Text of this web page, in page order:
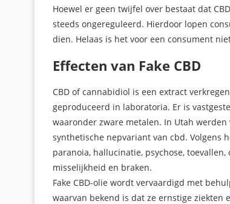
Hoewel er geen twijfel over bestaat dat
steeds ongereguleerd. Hierdoor lopen
dien. Helaas is het voor een consument
Effecten van Fake CBD
CBD of cannabidiol is een extract
geproduceerd in laboratoria. Er is
waaronder zware metalen. In Utah
synthetische nepvariant van cbd. Volgens
paranoia, hallucinatie, psychose,
misselijkheid en braken.
Fake CBD-olie wordt vervaardigd met
waarvan bekend is dat ze ernstige ziekten